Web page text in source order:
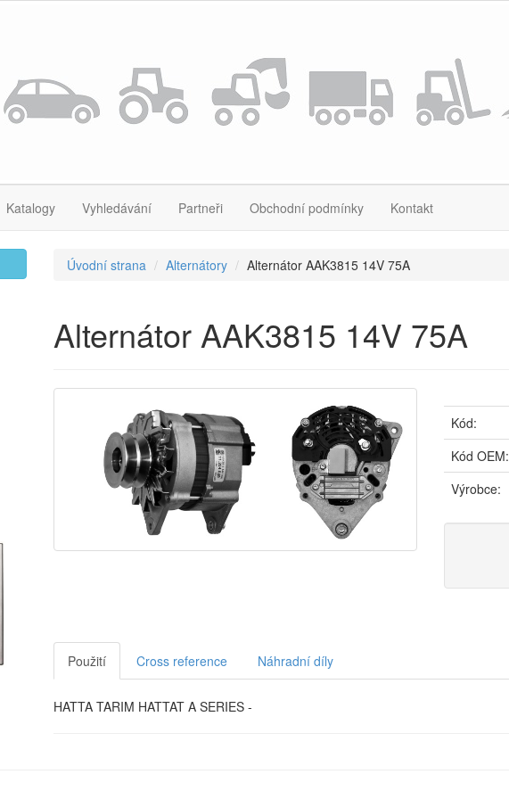
Katalogy Vyhledávání Partneři Obchodní podmínky Kontakt
Úvodní strana Alternátory Alternátor AAK3815 14V 75A
Alternátor AAK3815 14V 75A
Kód:
Kód OEM:
Výrobce:
Použití Cross reference Náhradní díly
HATTA TARIM HATTAT A SERIES -